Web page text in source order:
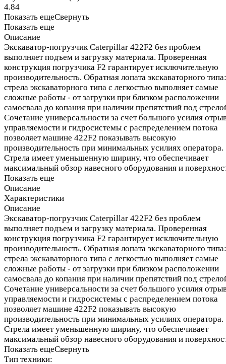
4.84
Показать ещеСвернуть
Показать еще
Описание
Экскаватор-погрузчик Caterpillar 422F2 без проблем
выполняет подъем и загрузку материала. Проверенная
конструкция погрузчика F2 гарантирует исключительную
производительность. Обратная лопата экскаваторного типа:
стрела экскаваторного типа с легкостью выполняет самые
сложные работы - от загрузки при близком расположении
самосвала до копания при наличии препятствий под
Сочетание универсальности за счет большого усилия
управляемости и гидросистемы с распределением потока
позволяет машине 422F2 показывать высокую
производительность при минимальных усилиях оператора.
Стрела имеет уменьшенную ширину, что обеспечивает
максимальный обзор навесного оборудования и
Показать еще
Описание
Характеристики
Описание
Экскаватор-погрузчик Caterpillar 422F2 без проблем
выполняет подъем и загрузку материала. Проверенная
конструкция погрузчика F2 гарантирует исключительную
производительность. Обратная лопата экскаваторного типа:
стрела экскаваторного типа с легкостью выполняет самые
сложные работы - от загрузки при близком расположении
самосвала до копания при наличии препятствий под
Сочетание универсальности за счет большого усилия
управляемости и гидросистемы с распределением потока
позволяет машине 422F2 показывать высокую
производительность при минимальных усилиях оператора.
Стрела имеет уменьшенную ширину, что обеспечивает
максимальный обзор навесного оборудования и
Показать ещеСвернуть
Тип техники: